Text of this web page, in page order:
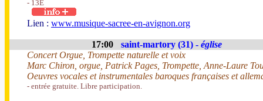
- 13E
Lien : www.musique-sacree-en-avignon.org
17:00 saint-martory (31) - église
Concert Orgue, Trompette naturelle et voix
Marc Chiron, orgue, Patrick Pages, Trompette, Anne-Laure
Oeuvres vocales et instrumentales baroques françaises et
- entrée gratuite. Libre participation.